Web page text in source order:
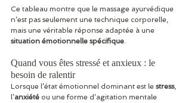
Ce tableau montre que le massage ayurvédique
n’est pas seulement une technique corporelle,
mais une véritable réponse adaptée à une
situation émotionnelle spécifique.
Quand vous êtes stressé et anxieux : le
besoin de ralentir
Lorsque l’état émotionnel dominant est le stress,
l’anxiété ou une forme d’agitation mentale